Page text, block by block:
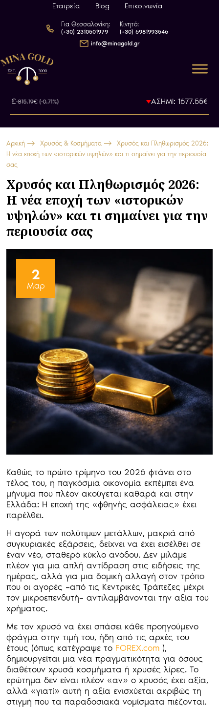
Εταιρεία Blog Επικοινωνία
Για Θεσσαλονίκη:
(+30) 2310501979
Κινητό:
(+30) 6981993546
info@minagold.gr
-815.19€ (-0.71%) ΑΣΗΜΙ: 1677.55€-22.24€
Αρχική Χρυσός & Κοσμήματα
Χρυσός και Πληθωρισμός 2026:
Η νέα εποχή των «ιστορικών υψηλών» και τι σημαίνει για την περιουσία
σας
Χρυσός και Πληθωρισμός 2026:
Η νέα εποχή των «ιστορικών
υψηλών» και τι σημαίνει για την
περιουσία σας
2
Μαρ
Καθώς το πρώτο τρίμηνο του 2026 φτάνει στο
τέλος του, η παγκόσμια οικονομία εκπέμπει ένα
μήνυμα που πλέον ακούγεται καθαρά και στην
Ελλάδα: Η εποχή της «φθηνής ασφάλειας» έχει
παρέλθει.
Η αγορά των πολύτιμων μετάλλων, μακριά από
συγκυριακές εξάρσεις, δείχνει να έχει εισέλθει σε
έναν νέο, σταθερό κύκλο ανόδου. Δεν μιλάμε
πλέον για μια απλή αντίδραση στις ειδήσεις της
ημέρας, αλλά για μια δομική αλλαγή στον τρόπο
που οι αγορές –από τις Κεντρικές Τράπεζες μέχρι
τον μικροεπενδυτή– αντιλαμβάνονται την αξία του
χρήματος.
Με τον χρυσό να έχει σπάσει κάθε προηγούμενο
φράγμα στην τιμή του, ήδη από τις αρχές του
έτους (όπως κατέγραψε το FOREX.com ),
δημιουργείται μια νέα πραγματικότητα για όσους
διαθέτουν χρυσά κοσμήματα ή χρυσές λίρες. Το
ερώτημα δεν είναι πλέον «αν» ο χρυσός έχει αξία,
αλλά «γιατί» αυτή η αξία ενισχύεται ακριβώς τη
στιγμή που τα παραδοσιακά νομίσματα πιέζονται.